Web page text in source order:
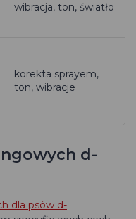
wibracja, ton, światło
korekta sprayem,
ton, wibracje
d-
dla psów d-